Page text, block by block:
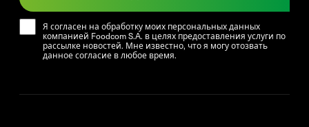
Я согласен на обработку моих персональных данных
компанией Foodcom S.A. в целях предоставления услуги по
рассылке новостей. Мне известно, что я могу отозвать
данное согласие в любое время.